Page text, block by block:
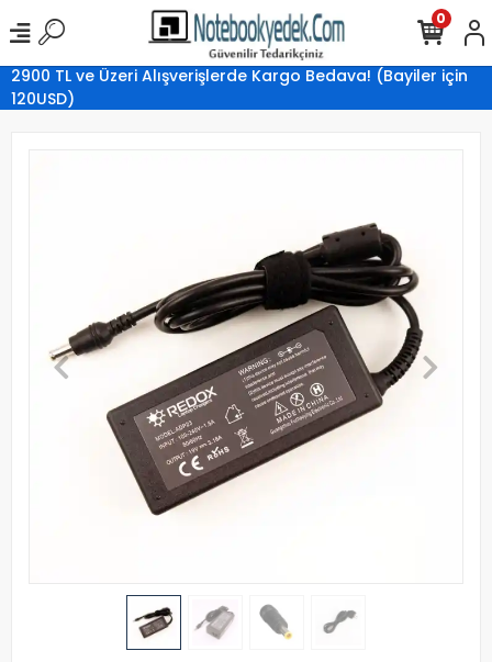
2900 TL ve Üzeri Alışverişlerde Kargo Bedava! (Bayiler için
120USD)
0